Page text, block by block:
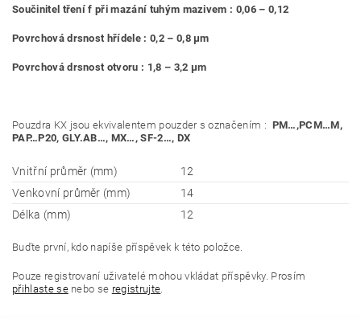
Součinitel tření f při mazání tuhým mazivem : 0,06 – 0,12
Povrchová drsnost hřídele : 0,2 – 0,8 μm
Povrchová drsnost otvoru : 1,8 – 3,2 μm
Pouzdra KX jsou ekvivalentem pouzder s označením : PM…,PCM…M,
PAP…P20, GLY.AB…, MX…, SF-2…, DX
Vnitřní průměr (mm)
12
Venkovní průměr (mm)
14
Délka (mm)
12
Buďte první, kdo napíše příspěvek k této položce.
Pouze registrovaní uživatelé mohou vkládat příspěvky. Prosím
přihlaste senebo se registrujte.